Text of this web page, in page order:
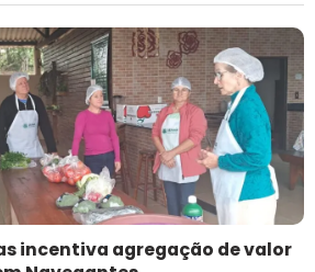
incentiva agregação de valor